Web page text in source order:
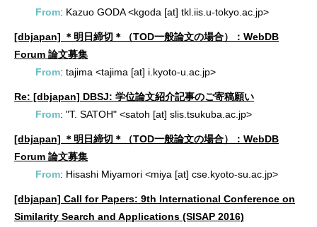
From: Kazuo GODA <kgoda [at] tkl.iis.u-tokyo.ac.jp>
[dbjapan] ＊明日締切＊（TOD一般論文の場合）：WebDB
Forum 論文募集
From: tajima <tajima [at] i.kyoto-u.ac.jp>
Re: [dbjapan] DBSJ: 学位論文紹介記事のご寄稿願い
From: "T. SATOH" <satoh [at] slis.tsukuba.ac.jp>
[dbjapan] ＊明日締切＊（TOD一般論文の場合）：WebDB
Forum 論文募集
From: Hisashi Miyamori <miya [at] cse.kyoto-su.ac.jp>
[dbjapan] Call for Papers: 9th International Conference on
Similarity Search and Applications (SISAP 2016)